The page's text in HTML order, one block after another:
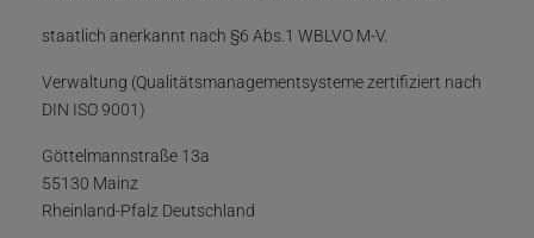
staatlich anerkannt nach §6 Abs.1 WBLVO M-V.
Verwaltung (Qualitätsmanagementsysteme zertifiziert nach
DIN ISO 9001)
Göttelmannstraße 13a
55130 Mainz
Rheinland-Pfalz Deutschland